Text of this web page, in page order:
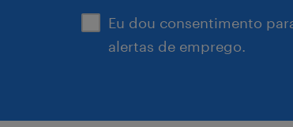
Eu dou consentimento
alertas de emprego.